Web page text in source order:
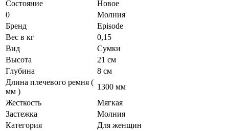
Состояние
Новое
0
Молния
Бренд
Episode
Вес в кг
0,15
Вид
Сумки
Высота
21 см
Глубина
8 см
Длина плечевого ремня (
мм )
1300 мм
Жесткость
Мягкая
Застежка
Молния
Категория
Для женщин